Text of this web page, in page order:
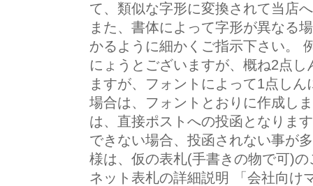
て、類似な字形に変換されて当店
また、書体によって字形が異なる
かるように細かくご指示下さい。
にょうとございますが、概ね2点
ますが、フォントによって1点し
場合は、フォントとおりに作成し
は、直接ポストへの投函となりま
できない場合、投函されない事が
様は、仮の表札(手書きの物で可)
ネット表札の詳細説明 「会社向け